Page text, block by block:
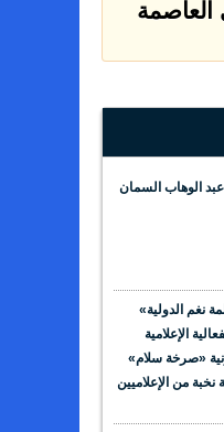
الوهاب السمان
نغم الدولية»
الإعلامية
«صرخة سلام»
نخبة من الإعلاميين